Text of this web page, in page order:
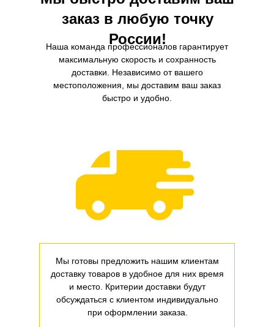
заказ в любую точку
России!
Мы готовы предложить нашим клиентам
доставку товаров в удобное для них время
и место. Критерии доставки будут
обсуждаться с клиентом индивидуально
при оформлении заказа.
Наша команда профессионалов гарантирует
максимальную скорость и сохранность
доставки. Независимо от вашего
местоположения, мы доставим ваш заказ
быстро и удобно.